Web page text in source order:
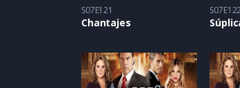
S07E121
Chantajes